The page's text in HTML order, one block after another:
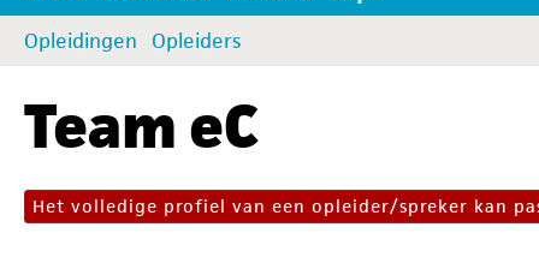
Opleidingen Opleiders
Team eC
Het volledige profiel van een opleider/spreker kan